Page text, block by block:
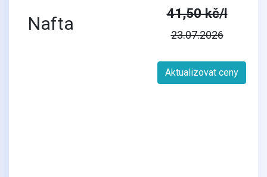
Nafta 41,50 kč/l
23.07.2026
Aktualizovat ceny